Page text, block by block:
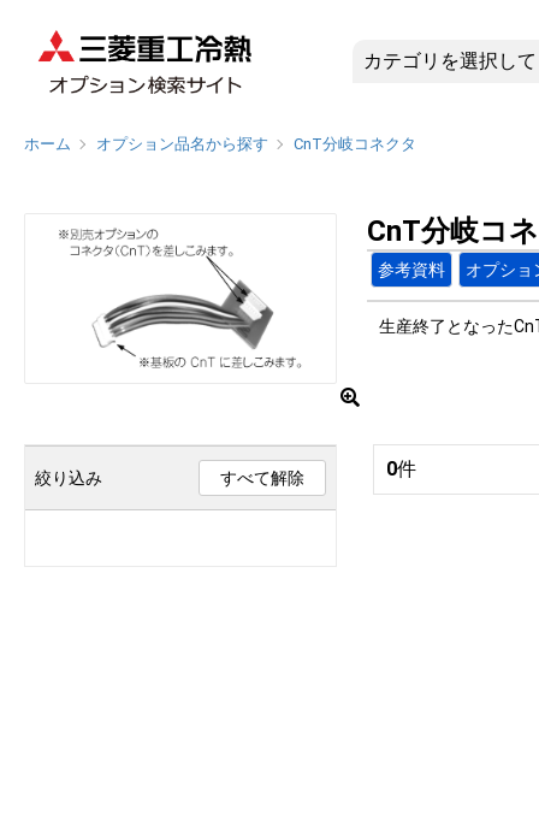
CnT分岐
ホーム オプション品名から探す CnT分岐コネクタ
CnT分岐コ
参考資料 オプショ
生産終了となった
絞り込み すべて解除 0件